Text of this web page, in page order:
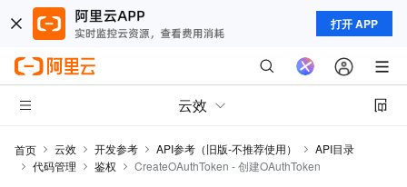
打开 APP
云效
首页 云效 开发参考 API参考（旧版-不推荐使用）
API目录
代码管理
鉴权 CreateOAuthToken - 创建OAuthToken